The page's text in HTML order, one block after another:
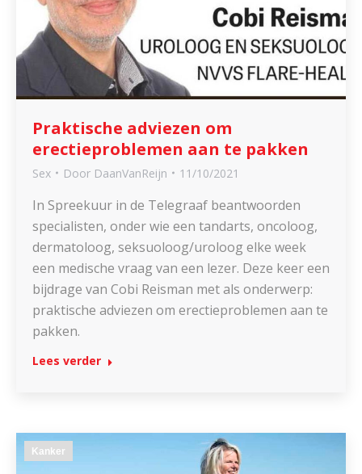
Praktische adviezen om
erectieproblemen aan te pakken
Sex Door DaanVanReijn 11/10/2021
In Spreekuur in de Telegraaf beantwoorden
specialisten, onder wie een tandarts, oncoloog,
dermatoloog, seksuoloog/uroloog elke week
een medische vraag van een lezer. Deze keer een
bijdrage van Cobi Reisman met als onderwerp:
praktische adviezen om erectieproblemen aan te
pakken.
Lees verder
Kanker